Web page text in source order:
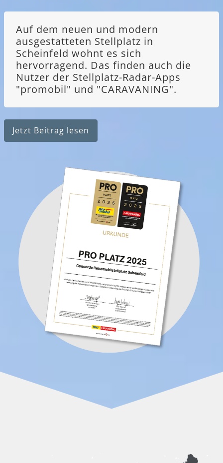
Auf dem neuen und modern
ausgestatteten Stellplatz in
Scheinfeld wohnt es sich
hervorragend. Das finden auch die
Nutzer der Stellplatz-Radar-Apps
"promobil" und "CARAVANING".
Jetzt Beitrag lesen